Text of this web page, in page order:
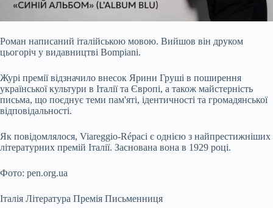
Роман написаний італійською мовою. Вийшов він друком
цьогоріч у видавництві Bompiani.
Журі премії відзначило внесок Ярини Груші в поширення
української культури в Італії та Європі, а також майстерність
письма, що поєднує теми пам'яті, ідентичності та громадянської
відповідальності.
Як повідомлялося, Viareggio-Répaci є однією з найпрестижніших
літературних премій Італії. Заснована вона в 1929 році.
Фото: pen.org.ua
Італія Література Премія Письменниця